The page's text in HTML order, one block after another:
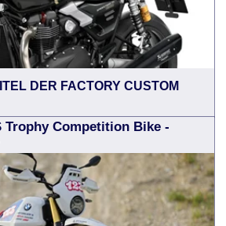
DER FACTORY CUSTOM
Trophy Competition Bike -